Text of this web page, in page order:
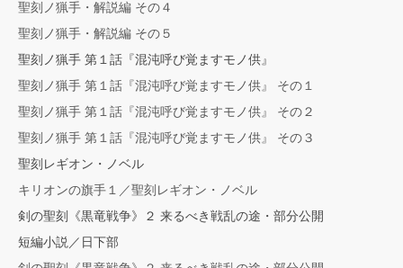
聖刻ノ猟手・解説編 その４
聖刻ノ猟手・解説編 その５
聖刻ノ猟手 第１話『混沌呼び覚ますモノ供』
聖刻ノ猟手 第１話『混沌呼び覚ますモノ供』 その１
聖刻ノ猟手 第１話『混沌呼び覚ますモノ供』 その２
聖刻ノ猟手 第１話『混沌呼び覚ますモノ供』 その３
聖刻レギオン・ノベル
キリオンの旗手１／聖刻レギオン・ノベル
剣の聖刻《黒竜戦争》２ 来るべき戦乱の途・部分公開
短編小説／日下部